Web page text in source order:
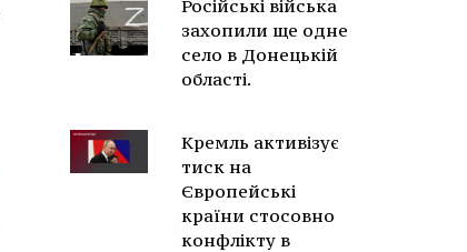
Російські війська
захопили ще одне
село в Донецькій
області.
Кремль активізує
тиск на
Європейські
країни стосовно
конфлікту в